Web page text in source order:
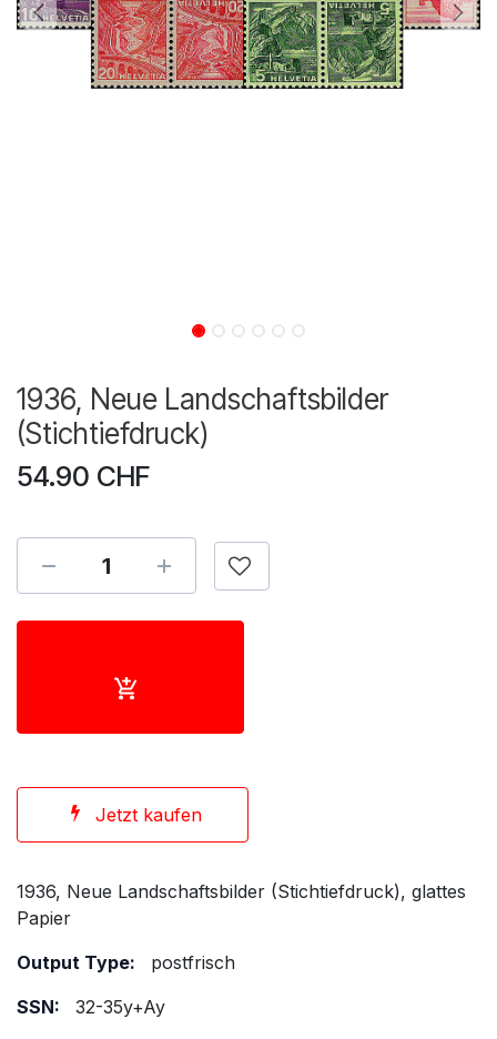
1936, Neue Landschaftsbilder
(Stichtiefdruck)
54.90 CHF
Jetzt kaufen
1936, Neue Landschaftsbilder (Stichtiefdruck), glattes
Papier
Output Type:
postfrisch
SSN:
32-35y+Ay